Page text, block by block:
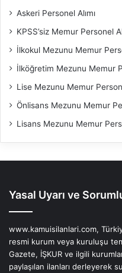
Askeri Personel Alımı
KPSS’siz Memur Personel
İlkokul Mezunu Memur
İlköğretim Mezunu Memur
Lise Mezunu Memur
Önlisans Mezunu Memur
Lisans Mezunu Memur
Yasal Uyarı ve
www.kamuisilanlari.com,
resmi kurum veya kuruluşu
Gazete, İŞKUR ve ilgili
paylaşılan ilanları derleyerek